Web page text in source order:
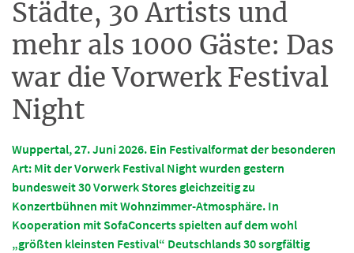
Städte, 30 Artists und
mehr als 1000 Gäste: Das
war die Vorwerk Festival
Night
Wuppertal, 27. Juni 2026. Ein Festivalformat der besonderen
Art: Mit der Vorwerk Festival Night wurden gestern
bundesweit 30 Vorwerk Stores gleichzeitig zu
Konzertbühnen mit Wohnzimmer-Atmosphäre. In
Kooperation mit SofaConcerts spielten auf dem wohl
„größten kleinsten Festival“ Deutschlands 30 sorgfältig